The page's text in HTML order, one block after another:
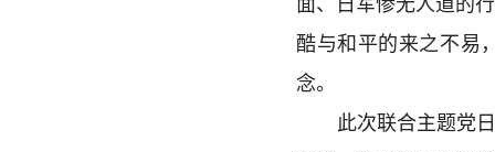
面、日军惨无人道的
酷与和平的来之不易
念。
此次联合主题党